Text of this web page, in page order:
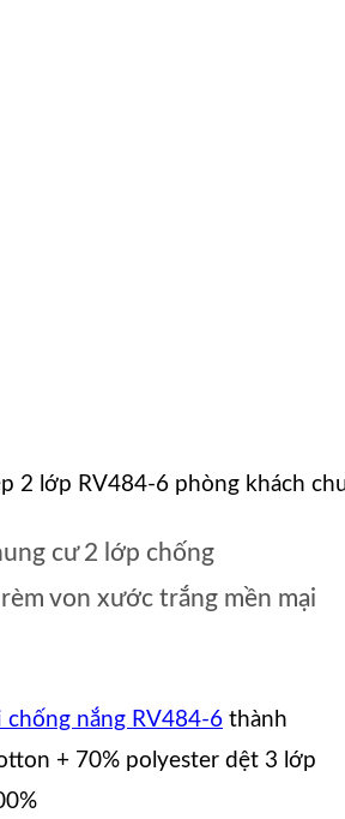
2 lớp RV484-6 phòng khách
cư 2 lớp chống
von xước trắng mền mại
chống nắng RV484-6 thành
+ 70% polyester dệt 3 lớp